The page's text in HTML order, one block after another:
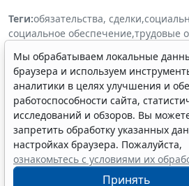
Теги:обязательства, сделки,
социальное обеспечение,трудовые
Источник:Система ГАРАНТ
Читать ГАРАНТ.РУ в
Новостии
Работодатель
Мы обрабатываем локальные
браузера и используем
аналитики в целях улучшения и
работоспособности сайта,
исследований и обзоров. Вы
запретить обработку указанных
настройках браузера. Пожалуйста,
ознакомьтесь с условиями их
Принять